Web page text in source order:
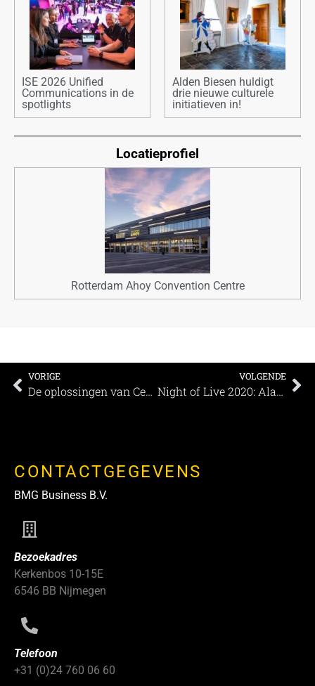
ISE 2026 Unified
Communications in de
spotlights
Alden Biesen huldigt
drie nieuwe culturele
initiatieven in!
Locatieprofiel
Rotterdam Ahoy Convention Centre
VORIGE
De oplossingen van Center Parcs Business Solutions
VOLGENDE
Night of Live 2020: Alarmcode rood, petitie tegen uitsterving & een speciale uitzending
CONTACTGEGEVENS
BMG Business B.V.
Bezoekadres
Kerkenbos 10-15E
6546 BB Nijmegen
Telefoon
+31 (0)24 760 06 60